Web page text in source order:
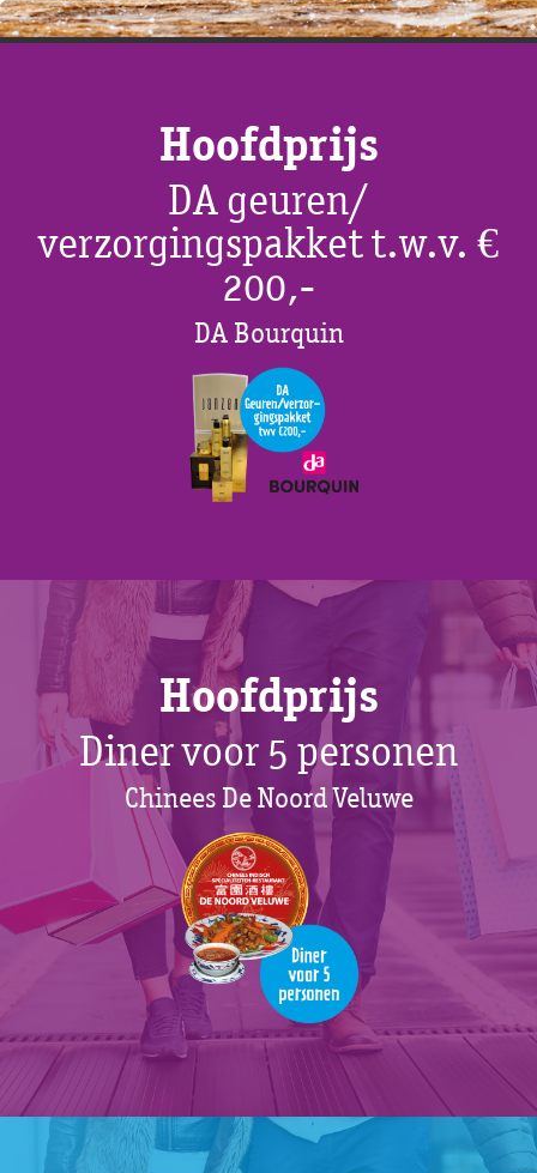
Hoofdprijs
DA geuren/
verzorgingspakket t.w.v. €
200,-
DA Bourquin
Hoofdprijs
Diner voor 5 personen
Chinees De Noord Veluwe